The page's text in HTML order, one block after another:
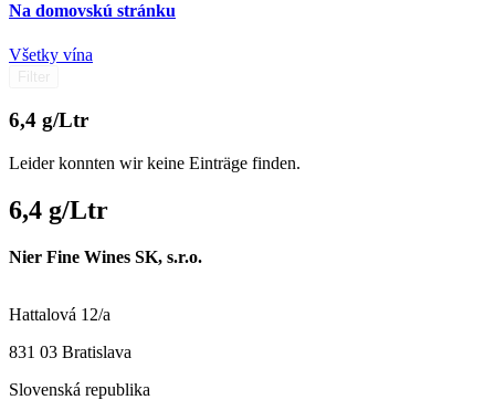
Na domovskú stránku
Všetky vína
6,4 g/Ltr
Leider konnten wir keine Einträge finden.
6,4 g/Ltr
Nier Fine Wines SK, s.r.o.
Hattalová 12/a
831 03 Bratislava
Slovenská republika